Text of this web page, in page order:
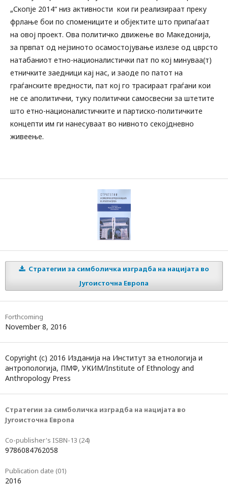
„Скопје 2014“ низ активности кои ги реализираат преку
фрлање бои по спомениците и објектите што припаѓаат
на овој проект. Ова политичко движење во Македонија,
за првпат од нејзиното осамостојување излезе од цврсто
натабаниот етно-националистички пат по кој минуваа(т)
етничките заедници кај нас, и заоде по патот на
граѓанските вредности, пат кој го трасираат граѓани кои
не се аполитични, туку политички самосвесни за штетите
што етно-националистичките и партиско-политичките
концепти им ги нанесуваат во нивното секојдневно
живеење.
Стратегии за симболичка изградба на нацијата во
Југоисточна Европа
Forthcoming
November 8, 2016
Copyright (c) 2016 Изданија на Институт за етнологија и
антропологија, ПМФ, УКИМ/Institute of Ethnology and
Anthropology Press
Стратегии за симболичка изградба на нацијата во
Југоисточна Европа
Co-publisher's ISBN-13 (24)
9786084762058
Publication date (01)
2016